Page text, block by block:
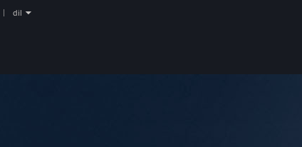
dil